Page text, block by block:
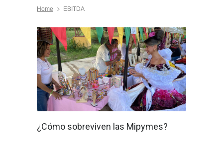
Home EBITDA
¿Cómo sobreviven las Mipymes?